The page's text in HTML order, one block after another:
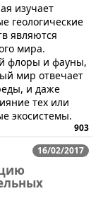
изучает
геологические
являются
мира.
флоры и фауны,
мир отвечает
и даже
тех или
экосистемы.
903
16/02/2017